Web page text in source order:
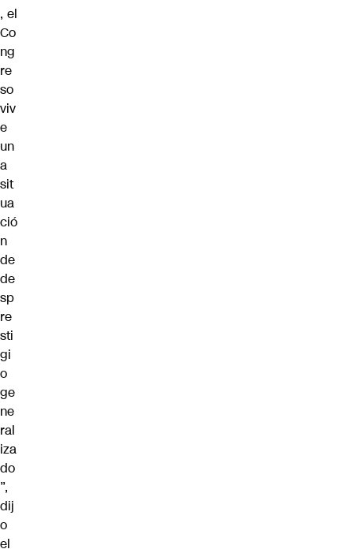
, el
Co
ng
re
so
viv
e
un
a
sit
ua
ció
n
de
de
sp
re
sti
gi
o
ge
ne
ral
iza
do
”,
dij
o
el